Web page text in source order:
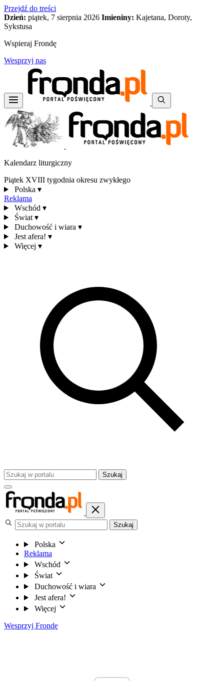
Przejdź do treści
Dzień: piątek, 7 sierpnia 2026 Imieniny: Kajetana, Doroty,
Sykstusa
Wspieraj Frondę
Wesprzyj nas
Kalendarz liturgiczny
Piątek XVIII tygodnia okresu zwykłego
Polska ▾
Reklama
Wschód ▾
Świat ▾
Duchowość i wiara ▾
Jest afera! ▾
Więcej ▾
Szukaj
Szukaj
Polska
Reklama
Wschód
Świat
Duchowość i wiara
Jest afera!
Więcej
Wesprzyj Frondę